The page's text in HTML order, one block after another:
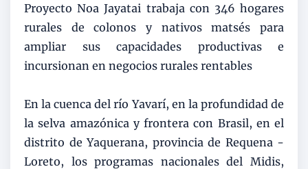
Proyecto Noa Jayatai trabaja con 346 hogares
rurales de colonos y nativos matsés para
ampliar sus capacidades productivas e
incursionan en negocios rurales rentables
En la cuenca del río Yavarí, en la profundidad de
la selva amazónica y frontera con Brasil, en el
distrito de Yaquerana, provincia de Requena -
Loreto, los programas nacionales del Midis,